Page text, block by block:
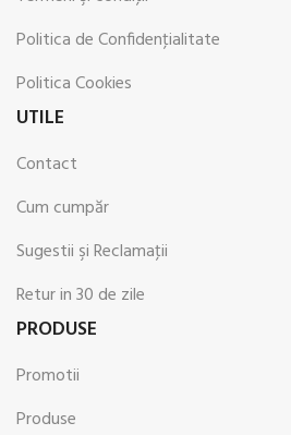
Politica de Confidenţialitate
Politica Cookies
UTILE
Contact
Cum cumpăr
Sugestii şi Reclamaţii
Retur in 30 de zile
PRODUSE
Promotii
Produse